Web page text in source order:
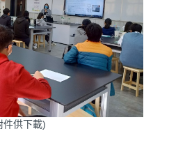
件供下載)